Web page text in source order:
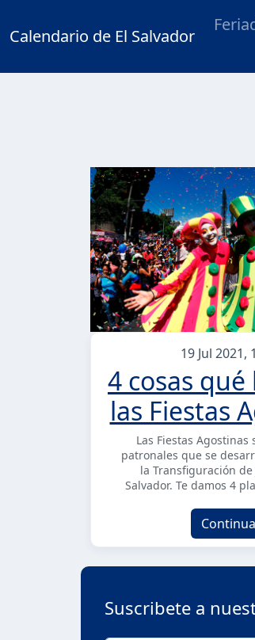
Calendario de El Salvador
19 Jul 2021,
4 cosas qué
las Fiestas
Las Fiestas Agostinas
patronales que se
la Transfiguración de
Salvador. Te damos 4
Suscribete a